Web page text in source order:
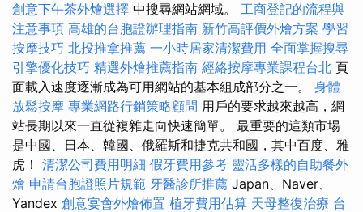
創意下午茶外燴選擇 中搜尋網站網域。 工商登記的流程與
注意事項 高雄的台胞證辦理指南 新竹高評價外燴方案 學習
按摩技巧 北投推拿推薦 一小時居家清潔費用 全面掌握搜尋
引擎優化技巧 精選外燴推薦指南 經絡按摩專業課程台北 頁
面載入速度逐漸成為可用網站的基本組成部分之一。 身體
放鬆按摩 專業網路行銷策略顧問 用戶的要求越來越高，網
站長期以來一直從複雜走向快速簡單。 最重要的這類市場
是中國、日本、韓國、俄羅斯和捷克共和國，其中百度、雅
虎！ 清潔公司費用明細 假牙費用參考 靈活多樣的自助餐外
燴 申請台胞證照片規範 牙醫診所推薦 Japan、Naver、
Yandex 創意宴會外燴佈置 植牙費用估算 天母整復治療 台